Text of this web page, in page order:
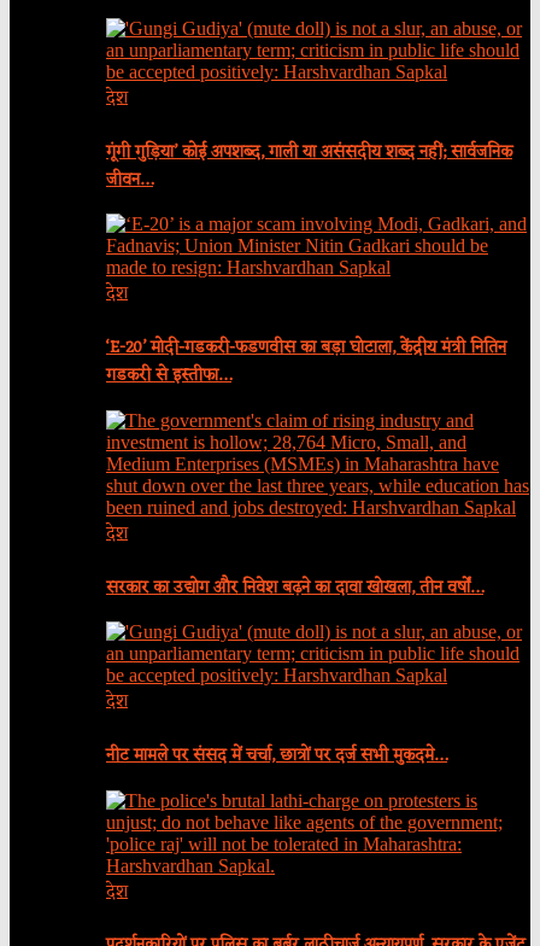
देश
गूंगी गुड़िया’ कोई अपशब्द, गाली या असंसदीय शब्द नहीं; सार्वजनिक
जीवन…
देश
‘E-20’ मोदी-गडकरी-फडणवीस का बड़ा घोटाला, केंद्रीय मंत्री नितिन
गडकरी से इस्तीफा…
देश
सरकार का उद्योग और निवेश बढ़ने का दावा खोखला, तीन वर्षों…
देश
नीट मामले पर संसद में चर्चा, छात्रों पर दर्ज सभी मुकदमे…
देश